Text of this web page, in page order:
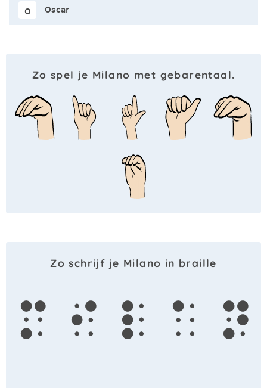
O Oscar
Zo spel je Milano met gebarentaal.
Zo schrijf je Milano in braille
m i l a n